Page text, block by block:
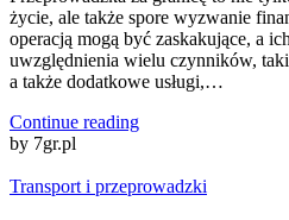
życie, ale także spore wyzwanie
operacją mogą być zaskakujące, a
uwzględnienia wielu czynników,
a także dodatkowe usługi,…
Continue reading
by 7gr.pl
Transport i przeprowadzki